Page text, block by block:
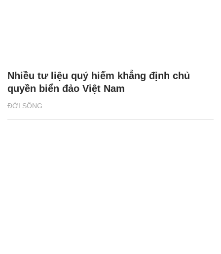
ĐỜI SỐNG
Nhiều tư liệu quý hiếm khẳng định chủ
quyền biển đảo Việt Nam